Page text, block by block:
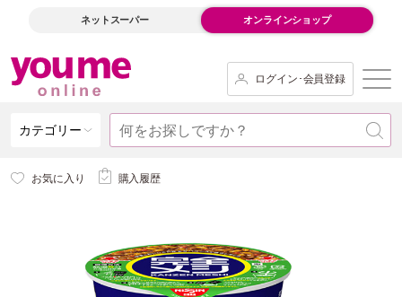
ネットスーパー オンラインショップ
ログイン･会員登録
カテゴリー
お気に入り 購入履歴